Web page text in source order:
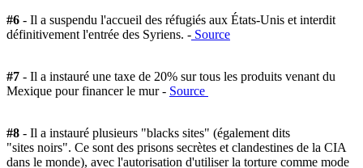
#6 - Il a suspendu l'accueil des réfugiés aux États-Unis et interdit
définitivement l'entrée des Syriens. - Source
#7 - Il a instauré une taxe de 20% sur tous les produits venant du
Mexique pour financer le mur - Source
#8 - Il a instauré plusieurs "blacks sites" (également dits
"sites noirs". Ce sont des prisons secrètes et clandestines de la CIA
dans le monde), avec l'autorisation d'utiliser la torture comme mode